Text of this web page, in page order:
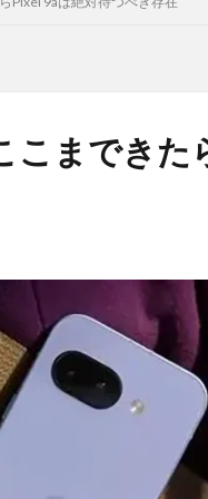
こまできた